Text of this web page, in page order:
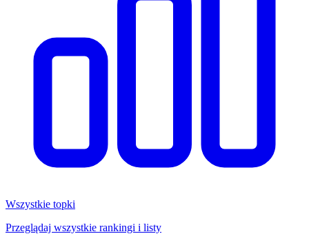
Wszystkie topki
Przeglądaj wszystkie rankingi i listy